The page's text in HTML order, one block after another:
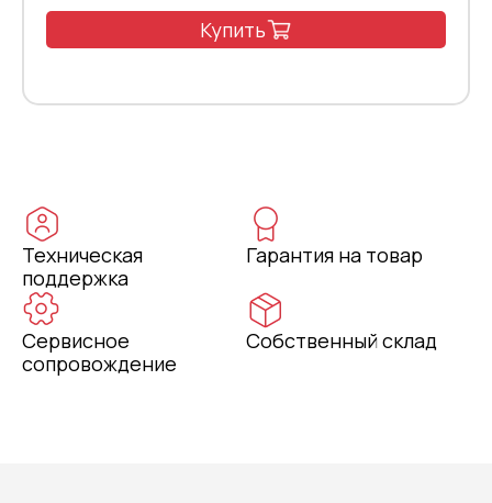
Купить
Техническая
поддержка
Гарантия на товар
Сервисное
сопровождение
Собственный склад